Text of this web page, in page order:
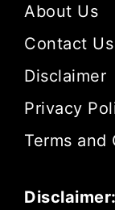
About Us
Contact Us
Disclaimer
Privacy
Terms and
Disclaimer: